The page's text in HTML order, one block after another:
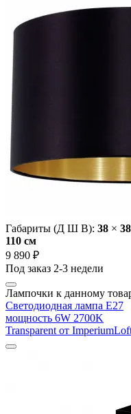
Габариты (Д Ш В): 38 × 38
110 cм
9 890 ₽
Под заказ 2-3 недели
Лампочки к данному
Светодиодная лампа E27
мощность 6W 2700K
Transparent от